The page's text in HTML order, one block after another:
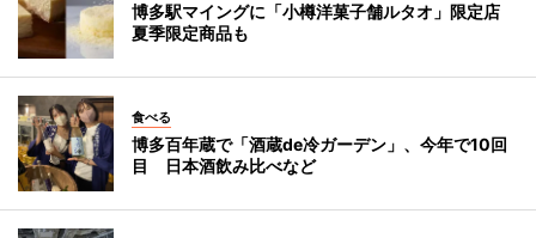
博多駅マイングに「小樽洋菓子舗ルタオ」限定店
夏季限定商品も
食べる
博多百年蔵で「酒蔵de冷ガーデン」、今年で10回
目 日本酒飲み比べなど